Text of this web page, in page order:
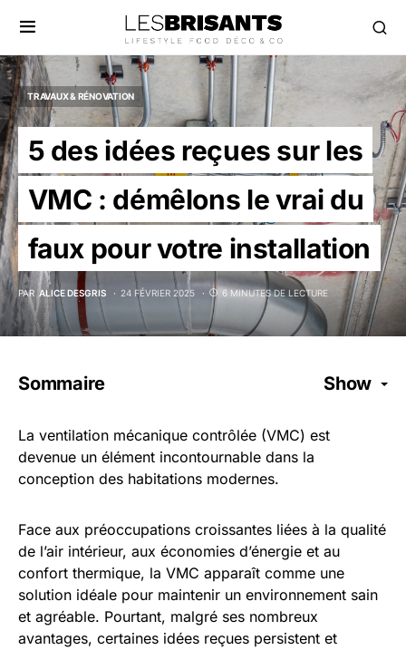
TRAVAUX & RÉNOVATION
5 des idées reçues sur les
VMC : démêlons le vrai du
faux pour votre installation
PAR ALICE DESGRIS 24 FÉVRIER 2025 6 MINUTES DE LECTURE
Sommaire Show
La ventilation mécanique contrôlée (VMC) est
devenue un élément incontournable dans la
conception des habitations modernes.
Face aux préoccupations croissantes liées à la qualité
de l’air intérieur, aux économies d’énergie et au
confort thermique, la VMC apparaît comme une
solution idéale pour maintenir un environnement sain
et agréable. Pourtant, malgré ses nombreux
avantages, certaines idées reçues persistent et